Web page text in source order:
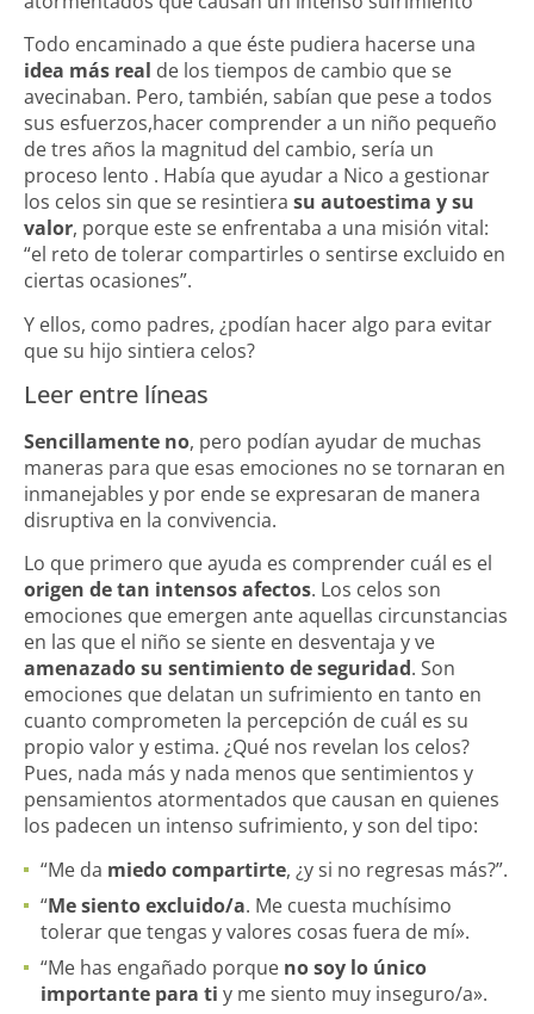
Todo encaminado a que éste pudiera hacerse una
idea más real de los tiempos de cambio que se
avecinaban. Pero, también, sabían que pese a todos
sus esfuerzos,hacer comprender a un niño pequeño
de tres años la magnitud del cambio, sería un
proceso lento . Había que ayudar a Nico a gestionar
los celos sin que se resintiera su autoestima y su
valor, porque este se enfrentaba a una misión vital:
“el reto de tolerar compartirles o sentirse excluido en
ciertas ocasiones”.
Y ellos, como padres, ¿podían hacer algo para evitar
que su hijo sintiera celos?
Leer entre líneas
Sencillamente no, pero podían ayudar de muchas
maneras para que esas emociones no se tornaran en
inmanejables y por ende se expresaran de manera
disruptiva en la convivencia.
Lo que primero que ayuda es comprender cuál es el
origen de tan intensos afectos. Los celos son
emociones que emergen ante aquellas circunstancias
en las que el niño se siente en desventaja y ve
amenazado su sentimiento de seguridad. Son
emociones que delatan un sufrimiento en tanto en
cuanto comprometen la percepción de cuál es su
propio valor y estima. ¿Qué nos revelan los celos?
Pues, nada más y nada menos que sentimientos y
pensamientos atormentados que causan en quienes
los padecen un intenso sufrimiento, y son del tipo:
“Me da miedo compartirte, ¿y si no regresas más?”.
“Me siento excluido/a. Me cuesta muchísimo
tolerar que tengas y valores cosas fuera de mí».
“Me has engañado porque no soy lo único
importante para ti y me siento muy inseguro/a».